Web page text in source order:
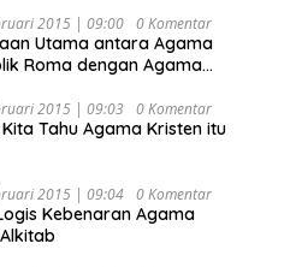
Nasional dan
Sosial dalam Menata
Indonesia Emas 2045”,
2015 | 09:00 0 Komentar
Utama antara Agama
Roma dengan Agama
2015 | 09:03 0 Komentar
Tahu Agama Kristen itu
2015 | 09:04 0 Komentar
Kebenaran Agama